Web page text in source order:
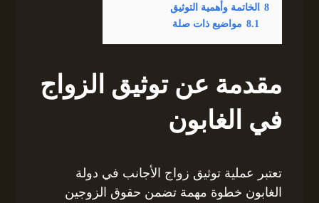
8 الخاتمة وأهمية التوثيق
8.1 مواضيع ذات صلة
مقدمة عن توثيق الزواج
في الغابون
تعتبر عملية توثيق زواج الأجانب في دولة
الغابون خطوة مهمة تضمن حقوق الزوجين